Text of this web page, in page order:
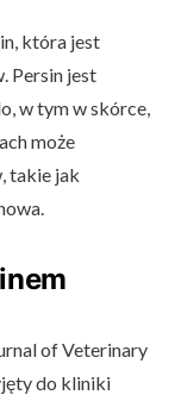
która jest
Persin jest
w tym w skórce,
może
takie jak
of Veterinary
do kliniki